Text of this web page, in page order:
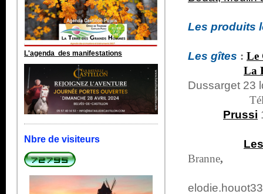
L'agenda des manifestations
Nbre de visiteurs
Les produits
Les gîtes : Le
La
Dussarget 23
Prussi
Branne,